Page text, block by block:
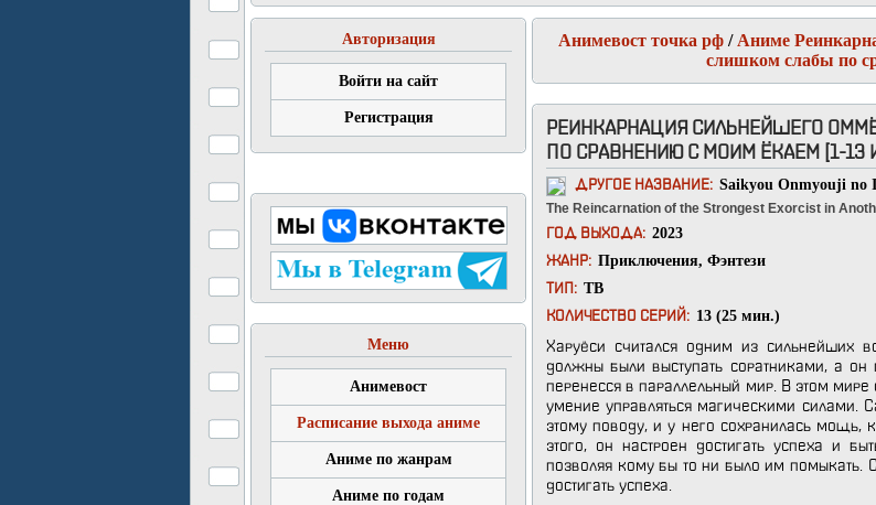
Авторизация
Войти на сайт
Регистрация
Меню
Анимевост
Расписание выхода аниме
Аниме по жанрам
Аниме по годам
Анимевост точка рф / Аниме
слишком слабы по
РЕИНКАРНАЦИЯ СИЛЬНЕЙШЕГО
ПО СРАВНЕНИЮ С МОИМ ЁКАЕМ [1-13
ДРУГОЕ НАЗВАНИЕ: Saikyou Onmyouji no
The Reincarnation of the Strongest Exorcist in
ГОД ВЫХОДА: 2023
ЖАНР: Приключения, Фэнтези
ТИП: ТВ
КОЛИЧЕСТВО СЕРИЙ: 13 (25 мин.)
Харуёси считался одним из сильнейших
должны были выступать соратниками, а
перенесся в параллельный мир. В этом
умение управляться магическими
этому поводу, и у него сохранилась
этого, он настроен достигать успеха и
позволяя кому бы то ни было им помыкать.
достигать успеха.